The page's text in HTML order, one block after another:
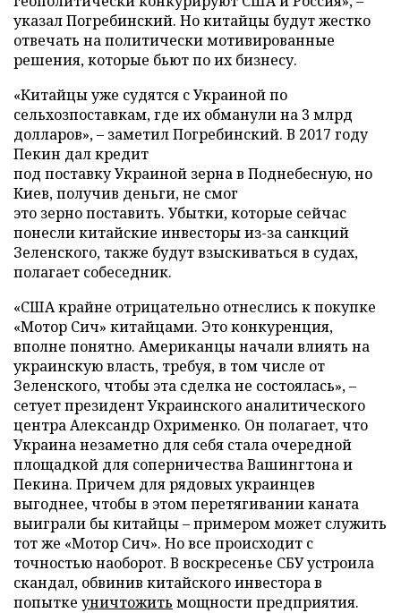
указал Погребинский. Но китайцы будут жестко
отвечать на политически мотивированные
решения, которые бьют по их бизнесу.
«Китайцы уже судятся с Украиной по
сельхозпоставкам, где их обманули на 3 млрд
долларов», – заметил Погребинский. В 2017 году
Пекин дал кредит
под поставку Украиной зерна в Поднебесную, но
Киев, получив деньги, не смог
это зерно поставить. Убытки, которые сейчас
понесли китайские инвесторы из-за санкций
Зеленского, также будут взыскиваться в судах,
полагает собеседник.
«США крайне отрицательно отнеслись к покупке
«Мотор Сич» китайцами. Это конкуренция,
вполне понятно. Американцы начали влиять на
украинскую власть, требуя, в том числе от
Зеленского, чтобы эта сделка не состоялась», –
сетует президент Украинского аналитического
центра Александр Охрименко. Он полагает, что
Украина незаметно для себя стала очередной
площадкой для соперничества Вашингтона и
Пекина. Причем для рядовых украинцев
выгоднее, чтобы в этом перетягивании каната
выиграли бы китайцы – примером может служить
тот же «Мотор Сич». Но все происходит с
точностью наоборот. В воскресенье СБУ устроила
скандал, обвинив китайского инвестора в
попытке уничтожить мощности предприятия.